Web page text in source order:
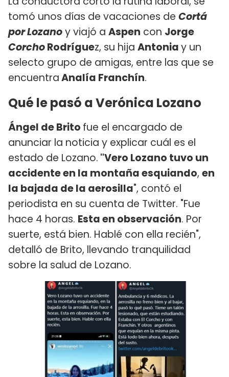
tomó unos días de vacaciones de Cortá
por Lozanoy viajó a Aspen con Jorge
CorchoRodríguez, su hija Antoniay un
selecto grupo de amigas, entre las que se
encuentraAnalía Franchín.
Qué le pasó a Verónica Lozano
Ángel de Brito fue el encargado de
anunciar la noticia y explicar cuál es el
estado de Lozano. "Vero Lozano tuvo un
accidente en la montaña esquiando, en
la bajada de la aerosilla", contó el
periodista en su cuenta de Twitter. "Fue
hace 4 horas. Esta en observación. Por
suerte, está bien. Hablé con ella recién",
detalló de Brito, llevando tranquilidad
sobre la salud de Lozano.